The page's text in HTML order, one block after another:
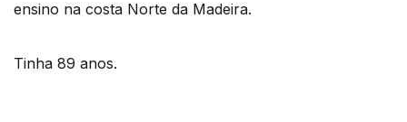
ensino na costa Norte da Madeira.
Tinha 89 anos.